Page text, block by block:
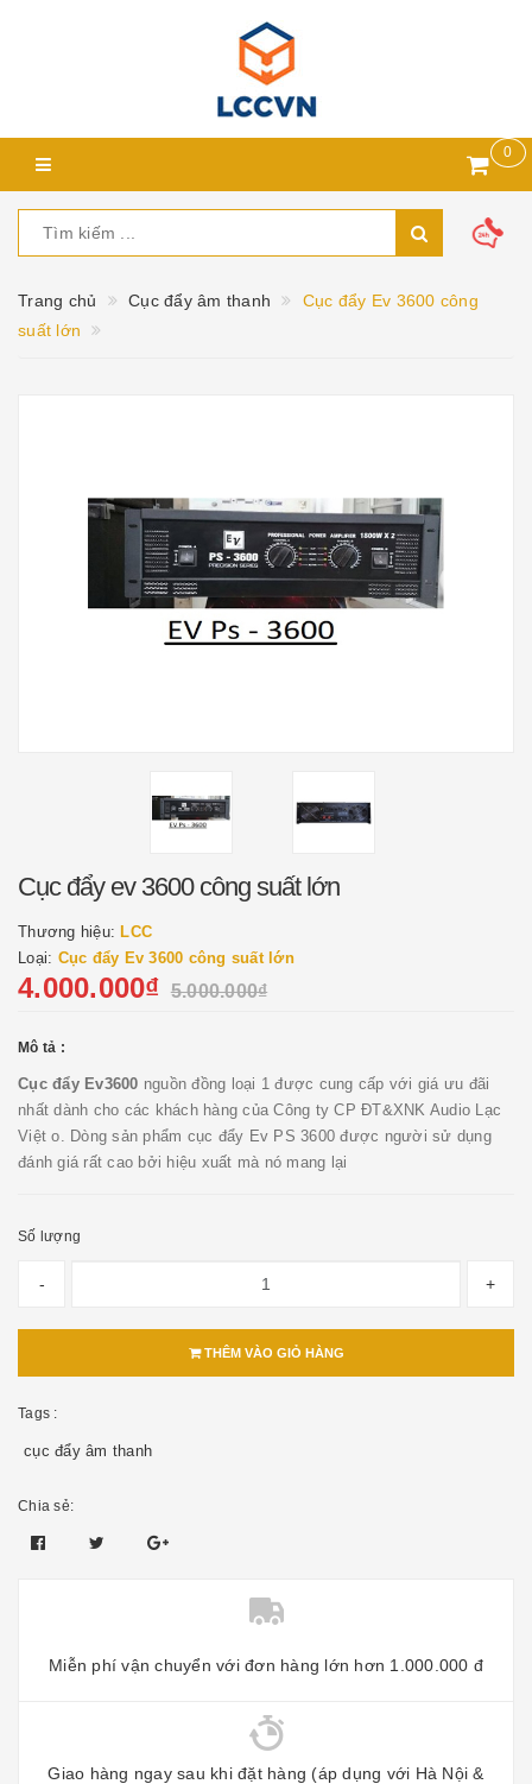
0
Trang chủ Cục đẩy âm thanh
Cục đẩy Ev 3600 công
suất lớn
Cục đẩy ev 3600 công suất lớn
Thương hiệu: LCC
Loại: Cục đẩy Ev 3600 công suất lớn
4.000.000₫ 5.000.000₫
Mô tả :
Cục đẩy Ev3600 nguồn đồng loại 1 được cung cấp với giá ưu đãi
nhất dành cho các khách hàng của Công ty CP ĐT&XNK Audio Lạc
Việt o. Dòng sản phẩm cục đẩy Ev PS 3600 được người sử dụng
đánh giá rất cao bởi hiệu xuất mà nó mang lại
Số lượng
- +
THÊM VÀO GIỎ HÀNG
Tags :
cục đẩy âm thanh
Chia sẻ:
Miễn phí vận chuyển với đơn hàng lớn hơn 1.000.000 đ
Giao hàng ngay sau khi đặt hàng (áp dụng với Hà Nội &